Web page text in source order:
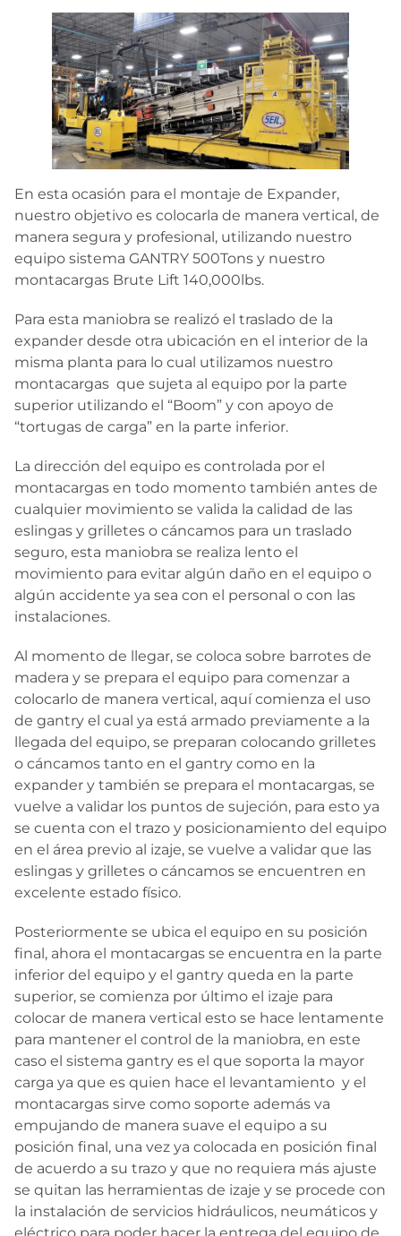
En esta ocasión para el montaje de Expander,
nuestro objetivo es colocarla de manera vertical, de
manera segura y profesional, utilizando nuestro
equipo sistema GANTRY 500Tons y nuestro
montacargas Brute Lift 140,000lbs.
Para esta maniobra se realizó el traslado de la
expander desde otra ubicación en el interior de la
misma planta para lo cual utilizamos nuestro
montacargas que sujeta al equipo por la parte
superior utilizando el “Boom” y con apoyo de
“tortugas de carga” en la parte inferior.
La dirección del equipo es controlada por el
montacargas en todo momento también antes de
cualquier movimiento se valida la calidad de las
eslingas y grilletes o cáncamos para un traslado
seguro, esta maniobra se realiza lento el
movimiento para evitar algún daño en el equipo o
algún accidente ya sea con el personal o con las
instalaciones.
Al momento de llegar, se coloca sobre barrotes de
madera y se prepara el equipo para comenzar a
colocarlo de manera vertical, aquí comienza el uso
de gantry el cual ya está armado previamente a la
llegada del equipo, se preparan colocando grilletes
o cáncamos tanto en el gantry como en la
expander y también se prepara el montacargas, se
vuelve a validar los puntos de sujeción, para esto ya
se cuenta con el trazo y posicionamiento del equipo
en el área previo al izaje, se vuelve a validar que las
eslingas y grilletes o cáncamos se encuentren en
excelente estado físico.
Posteriormente se ubica el equipo en su posición
final, ahora el montacargas se encuentra en la parte
inferior del equipo y el gantry queda en la parte
superior, se comienza por último el izaje para
colocar de manera vertical esto se hace lentamente
para mantener el control de la maniobra, en este
caso el sistema gantry es el que soporta la mayor
carga ya que es quien hace el levantamiento y el
montacargas sirve como soporte además va
empujando de manera suave el equipo a su
posición final, una vez ya colocada en posición final
de acuerdo a su trazo y que no requiera más ajuste
se quitan las herramientas de izaje y se procede con
la instalación de servicios hidráulicos, neumáticos y